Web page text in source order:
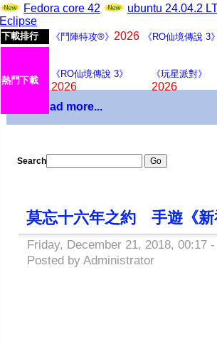
Fedora core 42
ubuntu 24.04.2
Eclipse
下載排行 《鬥陣特攻®》 2026 《RO仙境傳說 3
熱門下載
《RO仙境傳說 3》
2026
《玩星派對》
2026
Download more...
Search
莫忘十六年之約 手遊《新
Friday, December 21, 2018, 00:17
Posted by Administrator